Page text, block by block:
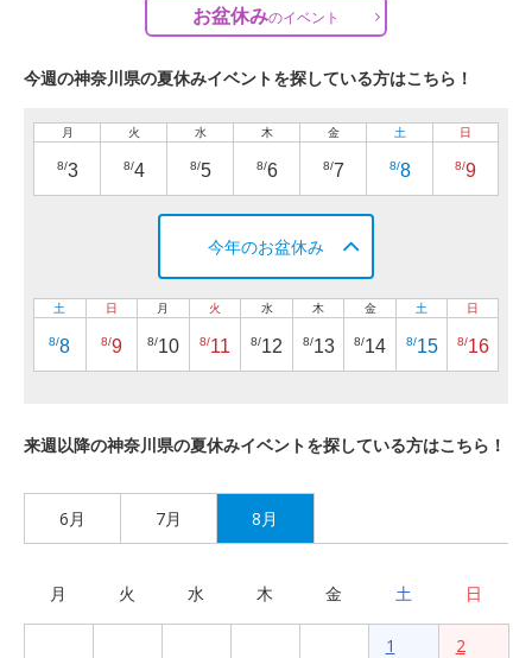
お盆休みのイベント
今週の神奈川県の夏休みイベントを探している方はこちら！
月
8/3
火
8/4
水
8/5
木
8/6
金
8/7
土
8/8
日
8/9
今年のお盆休み
土
8/8
日
8/9
月
8/10
火
8/11
水
8/12
木
8/13
金
8/14
土
8/15
日
8/16
来週以降の神奈川県の夏休みイベントを探している方はこちら！
6月 7月 8月
月 火 水 木 金 土 日
1 2